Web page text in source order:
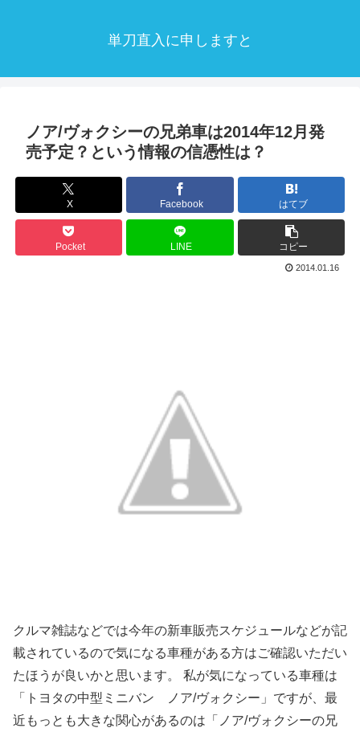
単刀直入に申しますと
ノア/ヴォクシーの兄弟車は2014年12月発
売予定？という情報の信憑性は？
X Facebook はてブ
Pocket LINE コピー
2014.01.16
クルマ雑誌などでは今年の新車販売スケジュールなどが記
載されているので気になる車種がある方はご確認いただい
たほうが良いかと思います。 私が気になっている車種は
「トヨタの中型ミニバン ノア/ヴォクシー」ですが、最
近もっとも大きな関心があるのは「ノア/ヴォクシーの兄